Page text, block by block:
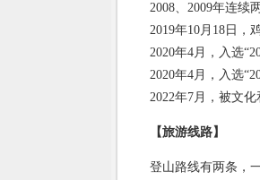
2008、2009年连续两
2019年10月18日，鸡
2020年4月，入选
2020年4月，入选
2022年7月，被文化
【旅游线路】
登山路线有两条，一